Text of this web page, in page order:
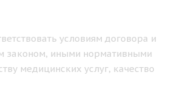
условиям договора и
законом, иными нормативными
медицинских услуг, качество